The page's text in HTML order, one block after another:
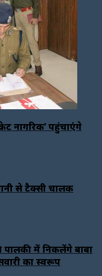
नागरिक’ पहुंचाएंगे
से टैक्सी चालक
पालकी में निकलेंगे बाबा
का स्वरूप